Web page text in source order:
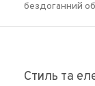
бездоганний
Стиль та